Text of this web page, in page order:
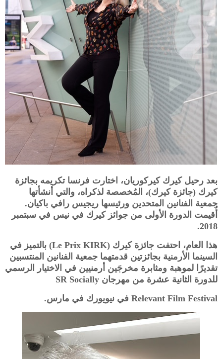
بعد رحيل كيرك كيركوريان، اختارت فرنسا تكريمه بجائزة
كيرك (جائزة كيرك)، المُخصصة لذكراه، والتي أنشأتها
جمعية الفنانين المتحدين ورئيسها ريجيس رافي باكيان.
أُقيمت الدورة الأولى من جوائز كيرك في نيس في سبتمبر
2018.
هذا العام، احتفت جائزة كيرك (Le Prix KIRK) بالتميز في
السينما الأرمنية بجائزتين قدمتهما جمعية الفنانين المنتسبين
تقديرًا لموهبة ومثابرة مخرجَين أرمنيين في الاختيار الرسمي
للدورة الثانية عشرة من مهرجان SR Socially
Relevant Film Festival في نيويورك في مارس.